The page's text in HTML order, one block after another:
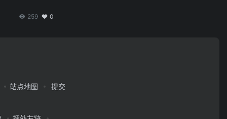
259 0
站点地图
提交